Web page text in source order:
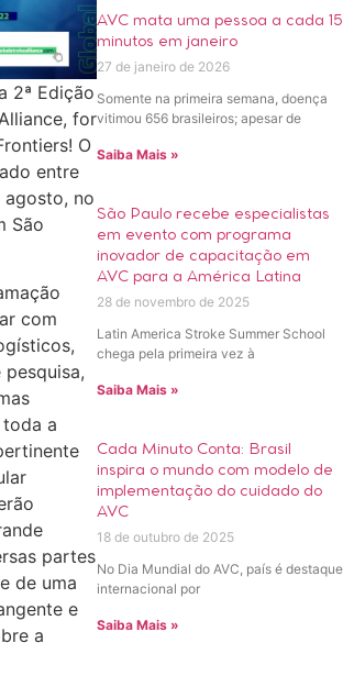
2ª Edição
for
O
entre
agosto, no
São
com
a
partes
de uma
e
a
AVC mata uma pessoa a cada 15
minutos em janeiro
27 de janeiro de 2026
Somente na primeira semana, doença
vitimou 656 brasileiros; apesar de
Saiba Mais »
São Paulo recebe especialistas
em evento com programa
inovador de capacitação em
AVC para a América Latina
28 de novembro de 2025
Latin America Stroke Summer School
chega pela primeira vez à
Saiba Mais »
Cada Minuto Conta: Brasil
inspira o mundo com modelo de
implementação do cuidado do
AVC
18 de outubro de 2025
No Dia Mundial do AVC, país é destaque
internacional por
Saiba Mais »